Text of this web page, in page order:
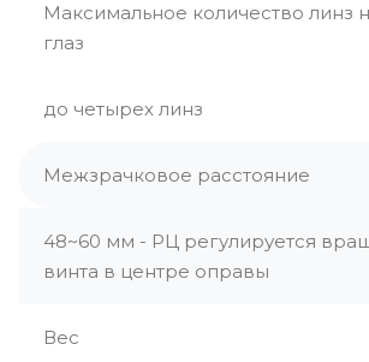
Максимальное количество линз
глаз
до четырех линз
Межзрачковое расстояние
48~60 мм - РЦ регулируется
винта в центре оправы
Вес